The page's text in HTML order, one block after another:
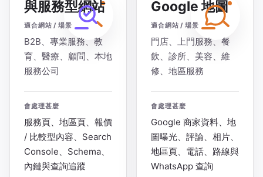
與服務型網站
適合網站 / 場景
B2B、專業服務、教
育、醫療、顧問、本地
服務公司
會處理甚麼
服務頁、地區頁、報價
/ 比較型內容、Search
Console、Schema、
內鏈與查詢追蹤
Google 地圖
適合網站 / 場景
門店、上門服務、餐
飲、診所、美容、維
修、地區服務
會處理甚麼
Google 商家資料、地
圖曝光、評論、相片、
地區頁、電話、路線與
WhatsApp 查詢